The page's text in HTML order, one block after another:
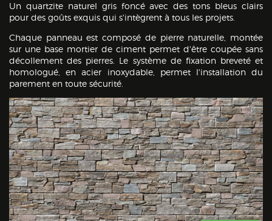
Un quartzite naturel gris foncé avec des tons bleus clairs
pour des goûts exquis qui s'intègrent à tous les projets.
Chaque panneau est composé de pierre naturelle, montée
sur une base mortier de ciment permet d'être coupée sans
décollement des pierres. Le système de fixation breveté et
homologué, en acier inoxydable, permet l'installation du
parement en toute sécurité.